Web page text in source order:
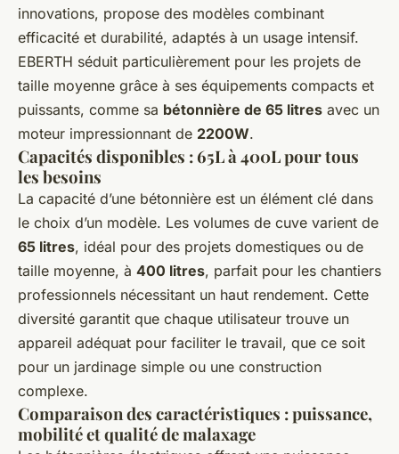
innovations, propose des modèles combinant
efficacité et durabilité, adaptés à un usage intensif.
EBERTH séduit particulièrement pour les projets de
taille moyenne grâce à ses équipements compacts et
puissants, comme sa bétonnière de 65 litres avec un
moteur impressionnant de 2200W.
Capacités disponibles : 65L à 400L pour tous
les besoins
La capacité d’une bétonnière est un élément clé dans
le choix d’un modèle. Les volumes de cuve varient de
65 litres, idéal pour des projets domestiques ou de
taille moyenne, à 400 litres, parfait pour les chantiers
professionnels nécessitant un haut rendement. Cette
diversité garantit que chaque utilisateur trouve un
appareil adéquat pour faciliter le travail, que ce soit
pour un jardinage simple ou une construction
complexe.
Comparaison des caractéristiques : puissance,
mobilité et qualité de malaxage